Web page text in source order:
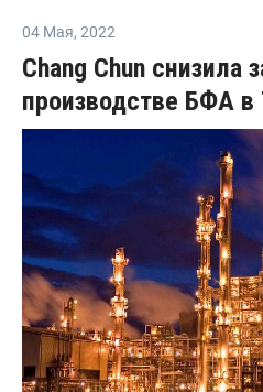
04 Мая, 2022
Chang Chun снизила
производстве БФА в